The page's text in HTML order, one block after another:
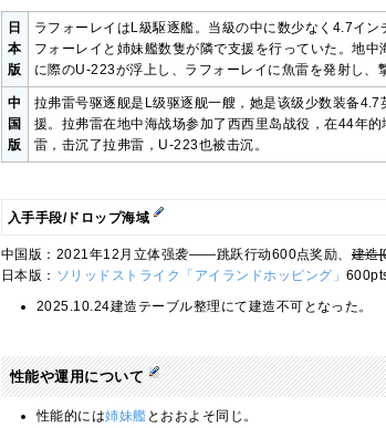
日
本
版
ラフォーレイはL級駆逐艦。当級の中に数少なく4.7イ
フォーレイと姉妹艦数隻が隣で支援を行っていた。地
に際のU-223が浮上し、ラフォーレイに魚雷を発射し、
中
国
版
拉弗雷号驱逐舰是L级驱逐舰一艘，她是该级少数装备
援。拉弗雷在地中海战场参加了西西里岛战役，在44年
雷，击沉了拉弗雷，U-223也被击沉。
入手手段/ドロップ海域
中国版：2021年12月立体强袭——跳跃行动600点奖励、 建造
日本版： ソリッドストライク「アイランドホッピング」
2025.10.24建造テーブル整理にて建造不可となった。
性能や運用について
性能的には姉妹艦 とおおよそ同じ。